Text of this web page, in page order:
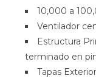
10,000 a
Ventilador
Estructura
terminado en
Tapas